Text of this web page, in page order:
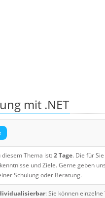
mit .NET
diesem Thema ist:2 Tage. Die für
und Ziele. Gerne geben
Schulung oder Beratung.
: Sie können